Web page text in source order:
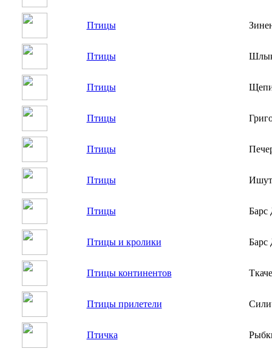
Птицы
Птицы
Птицы
Птицы
Птицы
Птицы
Птицы Барс
Птицы и кролики Барс
Птицы континентов
Птицы прилетели
Птичка